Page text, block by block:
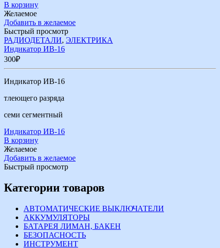
В корзину
Желаемое
Добавить в желаемое
Быстрый просмотр
РАДИОДЕТАЛИ, ЭЛЕКТРИКА
Индикатор ИВ-16
300₽
Индикатор ИВ-16
тлеющего разряда
семи сегментный
Индикатор ИВ-16
В корзину
Желаемое
Добавить в желаемое
Быстрый просмотр
Категории товаров
АВТОМАТИЧЕСКИЕ ВЫКЛЮЧАТЕЛИ
АККУМУЛЯТОРЫ
БАТАРЕЯ ЛИМАН, БАКЕН
БЕЗОПАСНОСТЬ
ИНСТРУМЕНТ